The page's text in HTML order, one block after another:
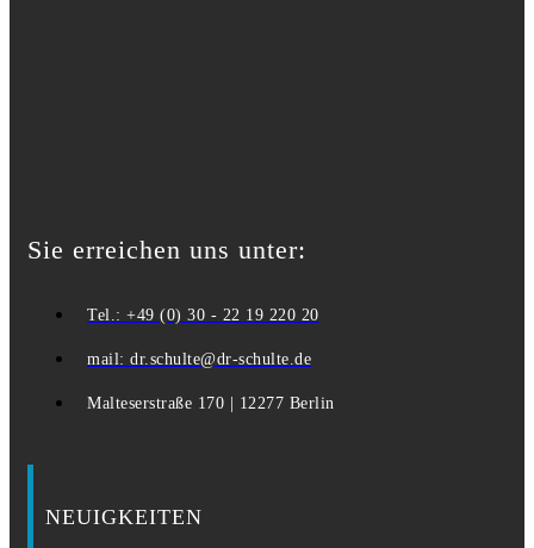
Sie erreichen uns unter:
Tel.: +49 (0) 30 - 22 19 220 20
mail: dr.schulte@dr-schulte.de
Malteserstraße 170 | 12277 Berlin
NEUIGKEITEN